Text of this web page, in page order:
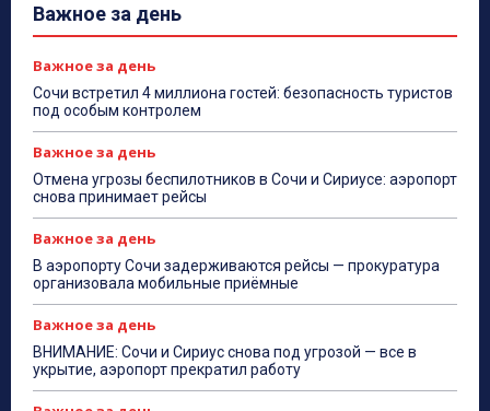
Важное за день
Важное за день
Сочи встретил 4 миллиона гостей: безопасность туристов
под особым контролем
Важное за день
Отмена угрозы беспилотников в Сочи и Сириусе: аэропорт
снова принимает рейсы
Важное за день
В аэропорту Сочи задерживаются рейсы — прокуратура
организовала мобильные приёмные
Важное за день
ВНИМАНИЕ: Сочи и Сириус снова под угрозой — все в
укрытие, аэропорт прекратил работу